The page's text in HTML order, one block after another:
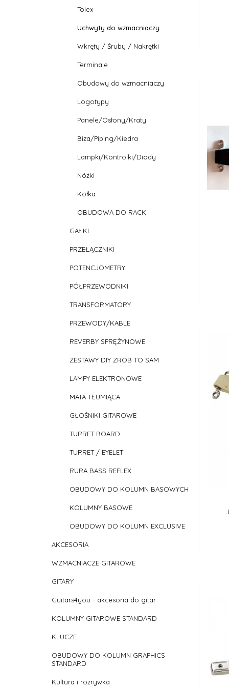
Tolex
Uchwyty do wzmacniaczy
Wkręty / Śruby / Nakrętki
Terminale
Obudowy do wzmacniaczy
Logotypy
Panele/Osłony/Kraty
Biza/Piping/Kiedra
Lampki/Kontrolki/Diody
Nóżki
Kółka
OBUDOWA DO RACK
GAŁKI
PRZEŁĄCZNIKI
POTENCJOMETRY
PÓŁPRZEWODNIKI
TRANSFORMATORY
PRZEWODY/KABLE
REVERBY SPRĘŻYNOWE
ZESTAWY DIY ZRÓB TO SAM
LAMPY ELEKTRONOWE
MATA TŁUMIĄCA
GŁOŚNIKI GITAROWE
TURRET BOARD
TURRET / EYELET
RURA BASS REFLEX
OBUDOWY DO KOLUMN BASOWYCH
KOLUMNY BASOWE
OBUDOWY DO KOLUMN EXCLUSIVE
AKCESORIA
WZMACNIACZE GITAROWE
GITARY
Guitars4you - akcesoria do gitar
KOLUMNY GITAROWE STANDARD
KLUCZE
OBUDOWY DO KOLUMN GRAPHICS
STANDARD
Kultura i rozrywka